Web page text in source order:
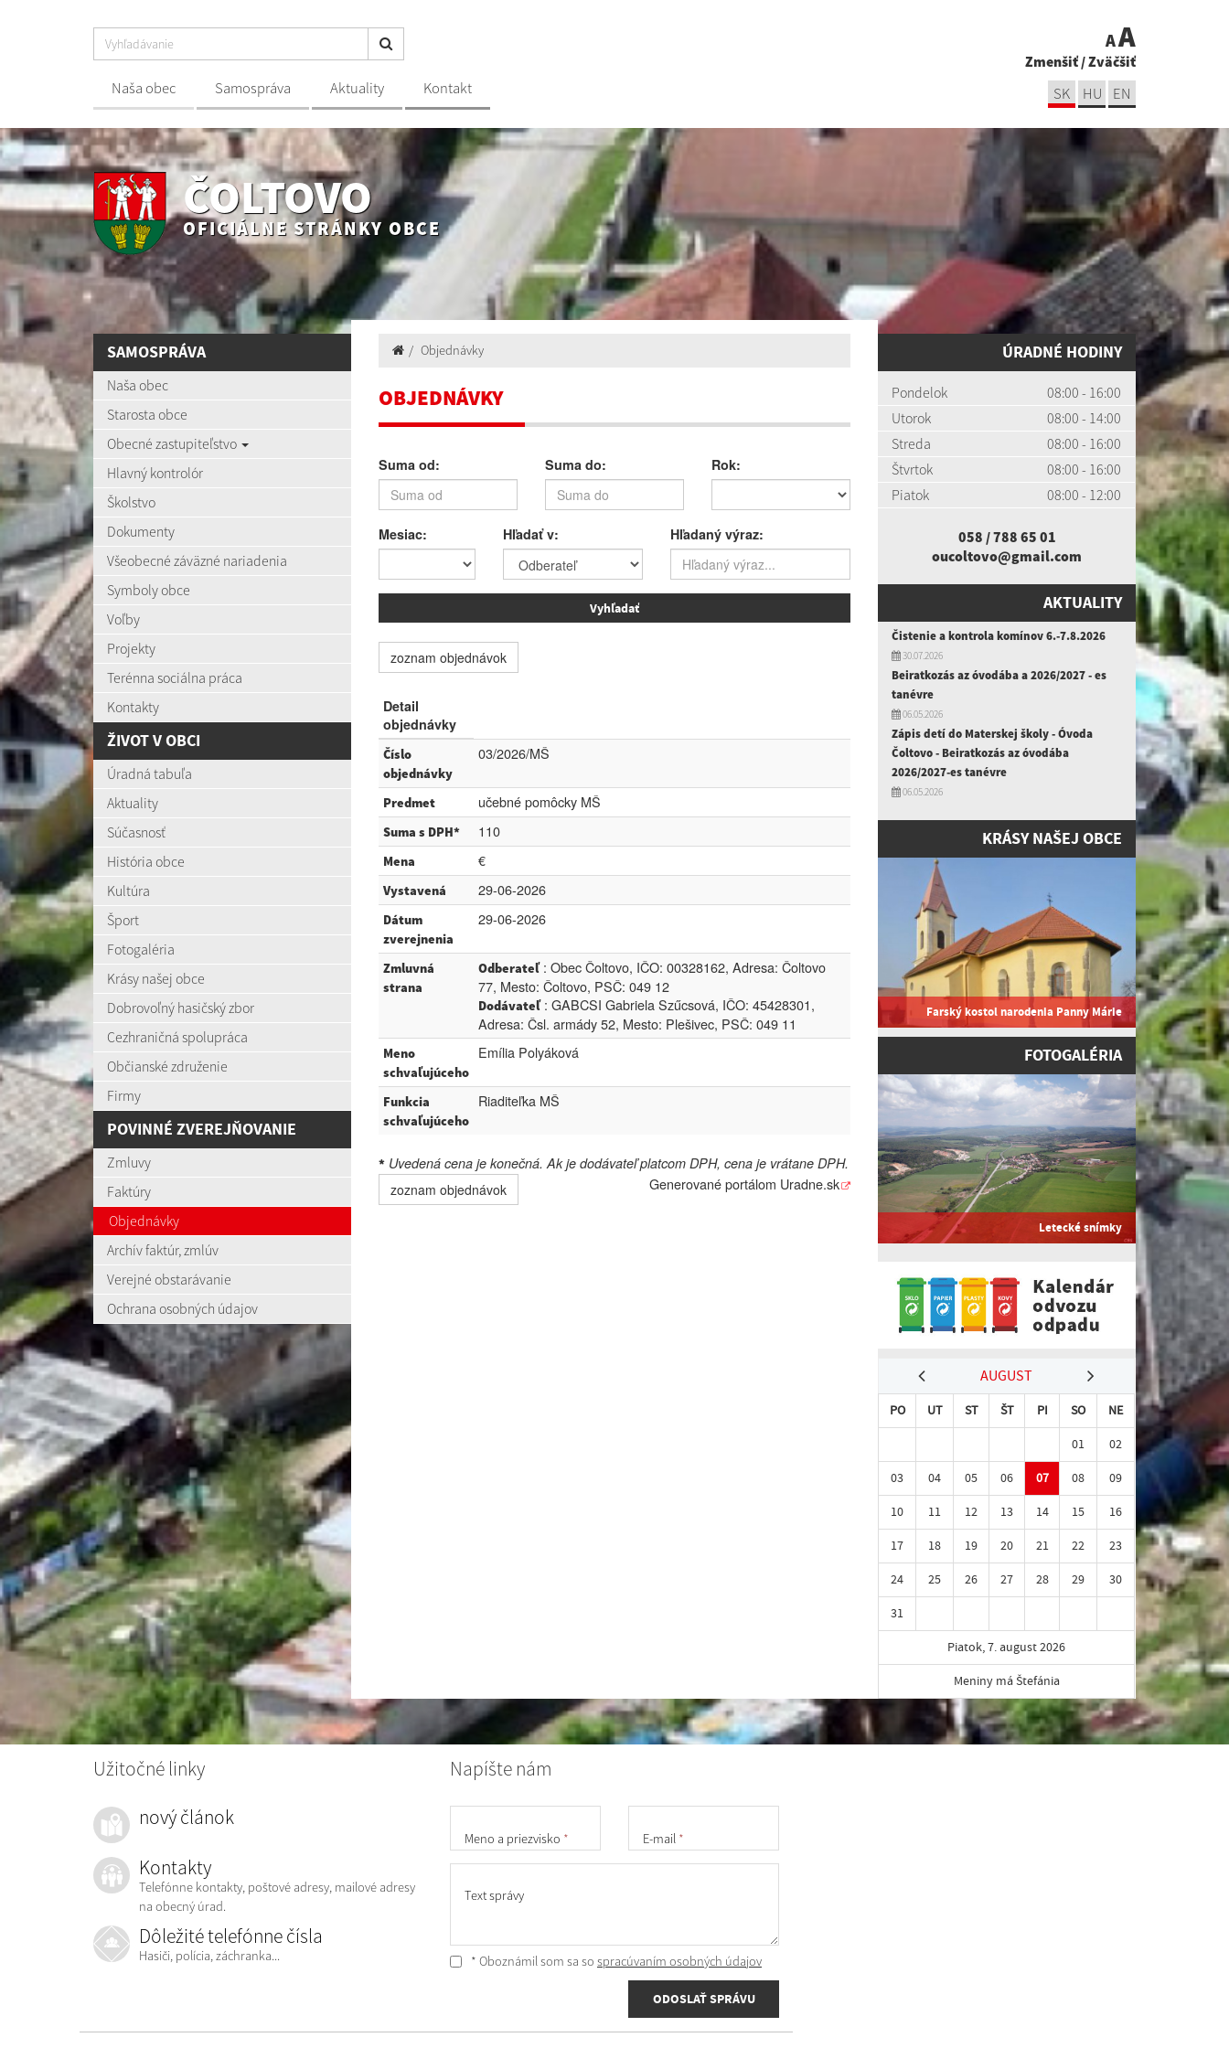
Naša obec Samospráva Aktuality Kontakt
AA
Zmenšiť/Zväčšiť
SK HU EN
ČOLTOVO
OFICIÁLNE STRÁNKY OBCE
SAMOSPRÁVA
Naša obec
Starosta obce
Obecné zastupiteľstvo
Hlavný kontrolór
Školstvo
Dokumenty
Všeobecné záväzné nariadenia
Symboly obce
Voľby
Projekty
Terénna sociálna práca
Kontakty
ŽIVOT V OBCI
Úradná tabuľa
Aktuality
Súčasnosť
História obce
Kultúra
Šport
Fotogaléria
Krásy našej obce
Dobrovoľný hasičský zbor
Cezhraničná spolupráca
Občianské združenie
Firmy
POVINNÉ ZVEREJŇOVANIE
Zmluvy
Faktúry
Objednávky
Archív faktúr, zmlúv
Verejné obstarávanie
Ochrana osobných údajov
Objednávky
OBJEDNÁVKY
Suma od: Suma do: Rok:
Mesiac: Hľadať v: Hľadaný výraz:
zoznam objednávok
Detail
objednávky
Číslo
objednávky
03/2026/MŠ
Predmet učebné pomôcky MŠ
Suma s DPH* 110
Mena €
Vystavená 29-06-2026
Dátum
zverejnenia
29-06-2026
Zmluvná
strana
Odberateľ: Obec Čoltovo, IČO: 00328162, Adresa: Čoltovo
77, Mesto: Čoltovo, PSČ: 049 12
Dodávateľ: GABCSI Gabriela Szűcsová, IČO: 45428301,
Adresa: Čsl. armády 52, Mesto: Plešivec, PSČ: 049 11
Meno
schvaľujúceho
Emília Polyáková
Funkcia
schvaľujúceho
Riaditeľka MŠ
*Uvedená cena je konečná. Ak je dodávateľ platcom DPH, cena je vrátane DPH.
zoznam objednávok
Generované portálom Uradne.sk
ÚRADNÉ HODINY
Pondelok
08:00 - 16:00
Utorok
08:00 - 14:00
Streda
08:00 - 16:00
Štvrtok
08:00 - 16:00
Piatok
08:00 - 12:00
058 / 788 65 01
oucoltovo@gmail.com
AKTUALITY
Čistenie a kontrola komínov 6.-7.8.2026
30.07.2026
Beiratkozás az óvodába a 2026/2027 - es
tanévre
06.05.2026
Zápis detí do Materskej školy - Óvoda
Čoltovo - Beiratkozás az óvodába
2026/2027-es tanévre
06.05.2026
KRÁSY NAŠEJ OBCE
Farský kostol narodenia Panny Márie
FOTOGALÉRIA
Letecké snímky
AUGUST
PO UT ST ŠT PI SO
NE
01
02
03
04 05 06 07 08
09
10
11 12 13 14 15
16
17
18 19 20 21 22
23
24
25 26 27 28 29
30
31
Piatok, 7. august 2026
Meniny má Štefánia
Napíšte nám
Meno a priezvisko * E-mail *
Text správy
* Oboznámil som sa so spracúvaním osobných údajov
ODOSLAŤ SPRÁVU
Užitočné linky
nový článok
Kontakty
Telefónne kontakty, poštové adresy, mailové adresy
na obecný úrad.
Dôležité telefónne čísla
Hasiči, polícia, záchranka...